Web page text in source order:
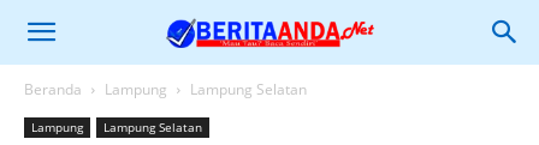
Beranda Lampung Lampung Selatan
Lampung Lampung Selatan